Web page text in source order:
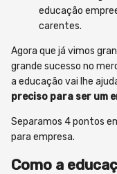
educação
carentes.
Agora que já vimos
grande sucesso no
a educação vai lhe
preciso para ser um
Separamos 4 pontos
para empresa.
Como a